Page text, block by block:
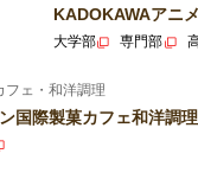
KADOKAWAアニ
大学部 専門部
フェ・和洋調理
国際製菓カフェ和洋調